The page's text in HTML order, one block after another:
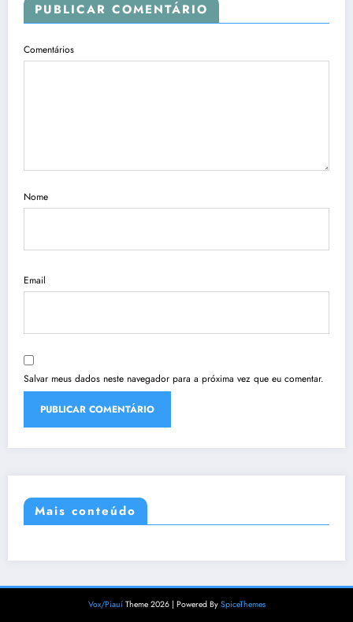
PUBLICAR COMENTÁRIO
Comentários
Nome
Email
Salvar meus dados neste navegador para a próxima vez que eu comentar.
Mais conteúdo
Vox/Piauí Theme 2026 | Powered By SpiceThemes